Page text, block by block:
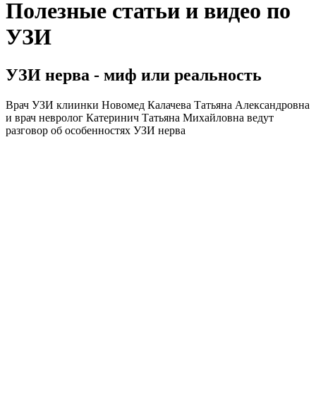
Полезные статьи и видео по
УЗИ
УЗИ нерва - миф или реальность
Врач УЗИ клиинки Новомед Калачева Татьяна Александровна
и врач невролог Катеринич Татьяна Михайловна ведут
разговор об особенностях УЗИ нерва